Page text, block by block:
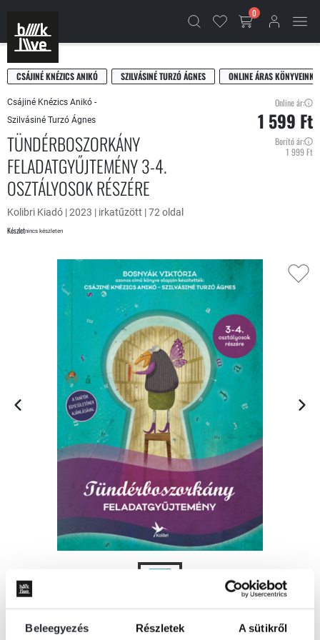
Beleegyezés Részletek A sütikről
0
CSÁJINÉ KNÉZICS ANIKÓ SZILVÁSINÉ TURZÓ ÁGNES ONLINE ÁRAS KÖNYVEINK
Csájiné Knézics Anikó -
Szilvásiné Turzó Ágnes
TÜNDÉRBOSZORKÁNY
FELADATGYŰJTEMÉNY 3-4.
OSZTÁLYOSOK RÉSZÉRE
Kolibri Kiadó | 2023 | irkatűzött | 72 oldal
Készletnincs készleten
Online ár:
1 599 Ft
Borító ár:
1 999 Ft